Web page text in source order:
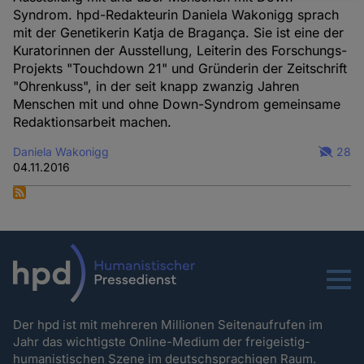
Syndrom. hpd-Redakteurin Daniela Wakonigg sprach
mit der Genetikerin Katja de Bragança. Sie ist eine der
Kuratorinnen der Ausstellung, Leiterin des Forschungs-
Projekts "Touchdown 21" und Gründerin der Zeitschrift
"Ohrenkuss", in der seit knapp zwanzig Jahren
Menschen mit und ohne Down-Syndrom gemeinsame
Redaktionsarbeit machen.
Daniela Wakonigg
04.11.2016
28
Menu
Der hpd ist mit mehreren Millionen Seitenaufrufen im
Jahr das wichtigste Online-Medium der freigeistig-
humanistischen Szene im deutschsprachigen Raum.
und
Cookies